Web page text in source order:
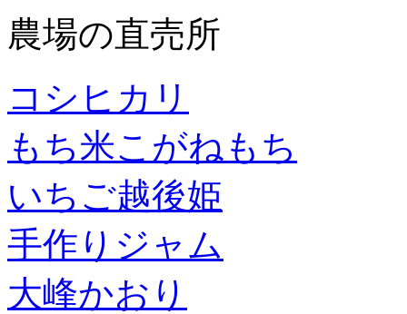
農場の直売所
コシヒカリ
もち米こがねもち
いちご越後姫
手作りジャム
大峰かおり